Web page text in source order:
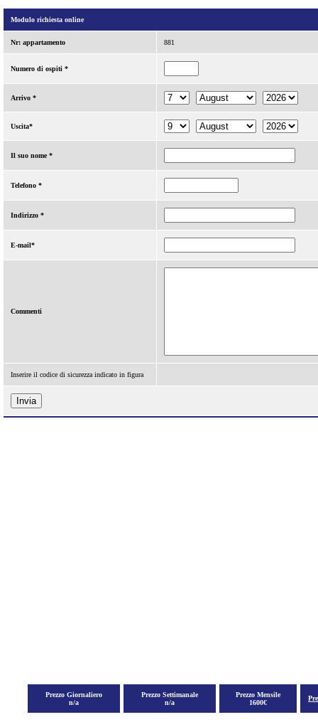
Modulo richiesta online
Nr: appartamento 881
Numero di ospiti *
Arrivo *
Uscita*
Il suo nome *
Telefono *
Indirizzo *
E-mail*
Commenti
Inserire il codice di sicurezza indicato in figura
Prezzo Giornaliero
n/a
Prezzo Settimanale
n/a
Prezzo Mensile
1600€